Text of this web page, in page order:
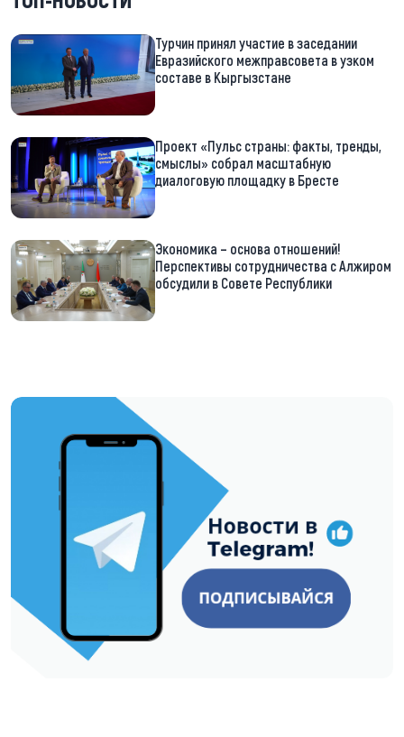
Турчин принял участие в заседании
Евразийского межправсовета в узком
составе в Кыргызстане
Проект «Пульс страны: факты, тренды,
смыслы» собрал масштабную
диалоговую площадку в Бресте
Экономика – основа отношений!
Перспективы сотрудничества с Алжиром
обсудили в Совете Республики
https://t.me/minskctvby